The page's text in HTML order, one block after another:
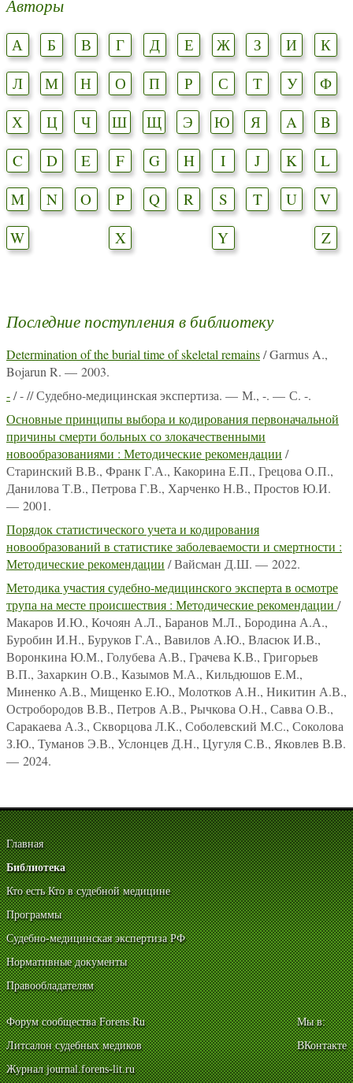
Авторы
А Б В Г Д Е Ж З И
К
Л
М Н О П Р С Т У
Ф
Х
Ц Ч Ш Щ Э Ю Я A
B
C
D E F G H I J K
L
M
N O P Q R S T U
V
W
X Y Z
Последние поступления в библиотеку
Determination of the burial time of skeletal remains/ Garmus A.,
Bojarun R. — 2003.
-/ - // Судебно-медицинская экспертиза. — М., -. — С. -.
Основные принципы выбора и кодирования первоначальной
причины смерти больных со злокачественными
новообразованиями : Методические рекомендации /
Старинский В.В., Франк Г.А., Какорина Е.П., Грецова О.П.,
Данилова Т.В., Петрова Г.В., Харченко Н.В., Простов Ю.И.
— 2001.
Порядок статистического учета и кодирования
новообразований в статистике заболеваемости и смертности :
Методические рекомендации / Вайсман Д.Ш. — 2022.
Методика участия судебно-медицинского эксперта в осмотре
трупа на месте происшествия : Методические рекомендации /
Макаров И.Ю., Кочоян А.Л., Баранов М.Л., Бородина А.А.,
Буробин И.Н., Буруков Г.А., Вавилов А.Ю., Власюк И.В.,
Воронкина Ю.М., Голубева А.В., Грачева К.В., Григорьев
В.П., Захаркин О.В., Казымов М.А., Кильдюшов Е.М.,
Миненко А.В., Мищенко Е.Ю., Молотков А.Н., Никитин А.В.,
Остробородов В.В., Петров А.В., Рычкова О.Н., Савва О.В.,
Саракаева А.З., Скворцова Л.К., Соболевский М.С., Соколова
З.Ю., Туманов Э.В., Услонцев Д.Н., Цугуля С.В., Яковлев В.В.
— 2024.
Главная
Библиотека
Кто есть Кто в судебной медицине
Программы
Судебно-медицинская экспертиза РФ
Нормативные документы
Правообладателям
Форум сообщества Forens.Ru
Литсалон судебных медиков
Журнал journal.forens-lit.ru
Мы в:
ВКонтакте